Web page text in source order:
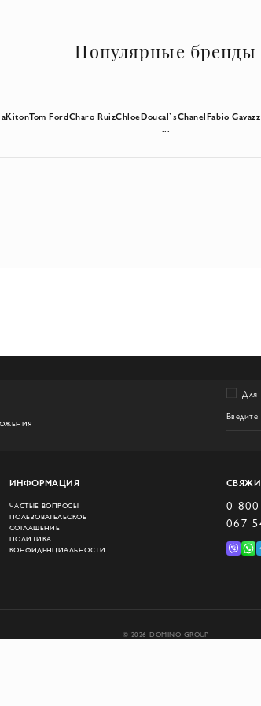
Популярные бренды
KitonTom FordCharo RuizChloeDoucal`sChanelFabio
...
Для
ИНФОРМАЦИЯ
ЧАСТЫЕ ВОПРОСЫ
ПОЛЬЗОВАТЕЛЬСКОЕ
СОГЛАШЕНИЕ
ПОЛИТИКА
КОНФИДЕНЦИАЛЬНОСТИ
0
067
© 2026 DOMINO GROUP